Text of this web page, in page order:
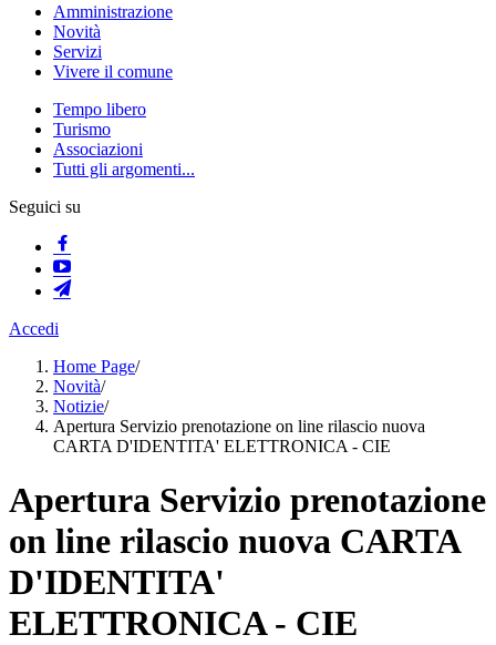
Amministrazione
Novità
Servizi
Vivere il comune
Tempo libero
Turismo
Associazioni
Tutti gli argomenti...
Seguici su
Accedi
Home Page/
Novità/
Notizie/
Apertura Servizio prenotazione on line rilascio nuova
CARTA D'IDENTITA' ELETTRONICA - CIE
Apertura Servizio prenotazione
on line rilascio nuova CARTA
D'IDENTITA'
ELETTRONICA - CIE